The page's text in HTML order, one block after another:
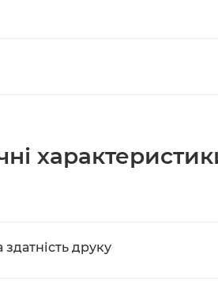
здатність друку